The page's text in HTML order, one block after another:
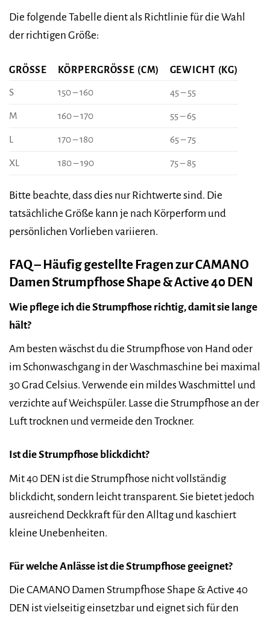
Die folgende Tabelle dient als Richtlinie für die Wahl
der richtigen Größe:
GRÖSSE KÖRPERGRÖSSE (CM) GEWICHT (KG)
S 150 – 160 45 – 55
M 160 – 170 55 – 65
L 170 – 180 65 – 75
XL 180 – 190 75 – 85
Bitte beachte, dass dies nur Richtwerte sind. Die
tatsächliche Größe kann je nach Körperform und
persönlichen Vorlieben variieren.
FAQ – Häufig gestellte Fragen zur CAMANO
Damen Strumpfhose Shape & Active 40 DEN
Wie pflege ich die Strumpfhose richtig, damit sie lange
hält?
Am besten wäschst du die Strumpfhose von Hand oder
im Schonwaschgang in der Waschmaschine bei maximal
30 Grad Celsius. Verwende ein mildes Waschmittel und
verzichte auf Weichspüler. Lasse die Strumpfhose an der
Luft trocknen und vermeide den Trockner.
Ist die Strumpfhose blickdicht?
Mit 40 DEN ist die Strumpfhose nicht vollständig
blickdicht, sondern leicht transparent. Sie bietet jedoch
ausreichend Deckkraft für den Alltag und kaschiert
kleine Unebenheiten.
Für welche Anlässe ist die Strumpfhose geeignet?
Die CAMANO Damen Strumpfhose Shape & Active 40
DEN ist vielseitig einsetzbar und eignet sich für den